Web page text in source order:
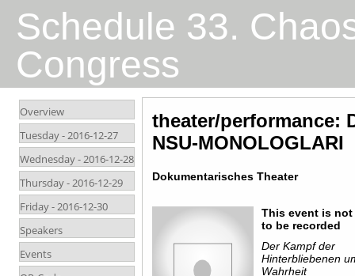
Schedule 33.
Congress
Overview
Tuesday -2016-12-27
Wednesday -2016-12-28
Thursday -2016-12-29
Friday -2016-12-30
Speakers
Events
theater/performance:
NSU-MONOLOGLARI
Dokumentarisches Theater
This event is
to be recorded
Der Kampf der
Hinterbliebenen
Wahrheit